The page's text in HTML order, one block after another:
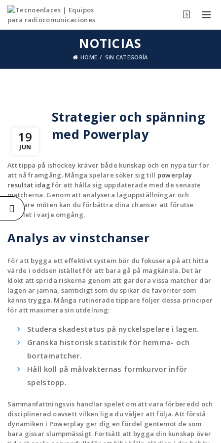
$
NOTICIAS
HOME SIN CATEGORÍA
19
JUN
Strategier och spänning
med Powerplay
Att tippa på ishockey kräver både kunskap och en nypa tur för
att nå framgång. Många spelare söker sig till powerplay
resultat idag för att hålla sig uppdaterade med de senaste
matcherna. Genom att analysera laguppställningar och
tidigare möten kan du förbättra dina chanser att förutse
utfallet i varje omgång.
Analys av vinstchanser
För att bygga ett effektivt system bör du fokusera på att hitta
värde i oddsen istället för att bara gå på magkänsla. Det är
klokt att sprida riskerna genom att gardera vissa matcher där
lagen är jämna, samtidigt som du spikar de favoriter som
känns trygga. Många rutinerade tippare följer dessa principer
för att maximera sin utdelning:
Studera skadestatus på nyckelspelare i lagen.
Granska historisk statistik för hemma- och
bortamatcher.
Håll koll på målvakternas formkurvor inför
spelstopp.
Sammanfattningsvis handlar spelet om att vara förberedd och
disciplinerad oavsett vilken liga du väljer att följa. Att förstå
dynamiken i Powerplay ger dig en fördel gentemot de som
bara gissar slumpmässigt. Fortsätt att bygga din kunskap över